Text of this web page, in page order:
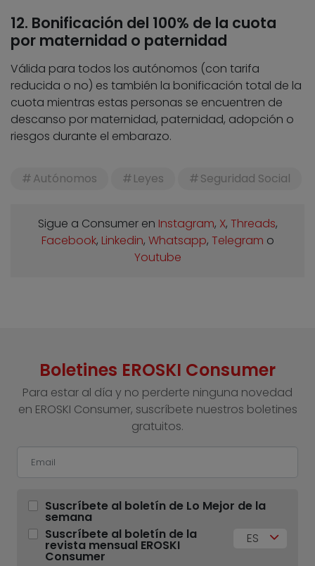
12. Bonificación del 100% de la cuota
por maternidad o paternidad
Válida para todos los autónomos (con tarifa
reducida o no) es también la bonificación total de la
cuota mientras estas personas se encuentren de
descanso por maternidad, paternidad, adopción o
riesgos durante el embarazo.
Autónomos Leyes Seguridad Social
Sigue a Consumer en Instagram, X, Threads,
Facebook, Linkedin, Whatsapp, Telegram o
Youtube
Boletines EROSKI Consumer
Para estar al día y no perderte ninguna novedad
en EROSKI Consumer, suscríbete nuestros boletines
gratuitos.
Suscríbete al boletín de Lo Mejor de la
semana
Suscríbete al boletín de la
revista mensual EROSKI
Consumer
ES